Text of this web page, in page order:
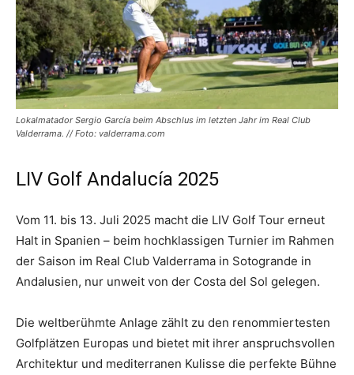
Lokalmatador Sergio García beim Abschlus im letzten Jahr im Real Club
Valderrama. // Foto: valderrama.com
LIV Golf Andalucía 2025
Vom 11. bis 13. Juli 2025 macht die LIV Golf Tour erneut
Halt in Spanien – beim hochklassigen Turnier im Rahmen
der Saison im Real Club Valderrama in Sotogrande in
Andalusien, nur unweit von der Costa del Sol gelegen.
Die weltberühmte Anlage zählt zu den renommiertesten
Golfplätzen Europas und bietet mit ihrer anspruchsvollen
Architektur und mediterranen Kulisse die perfekte Bühne